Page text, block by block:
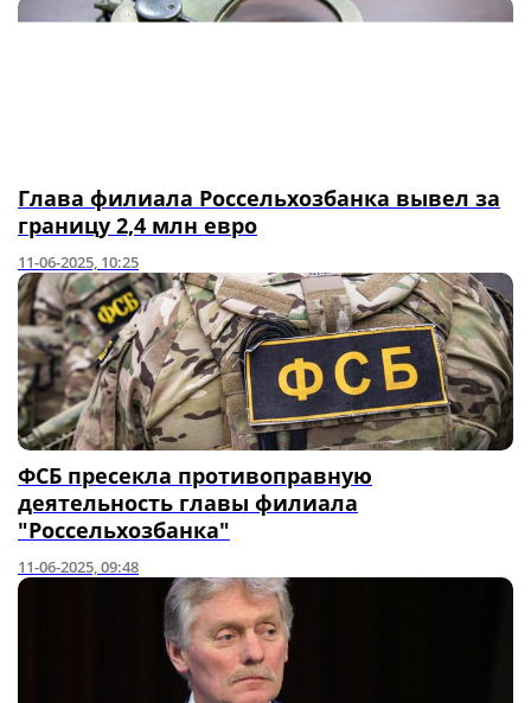
Глава филиала Россельхозбанка вывел за
границу 2,4 млн евро
11-06-2025, 10:25
ФСБ пресекла противоправную
деятельность главы филиала
"Россельхозбанка"
11-06-2025, 09:48